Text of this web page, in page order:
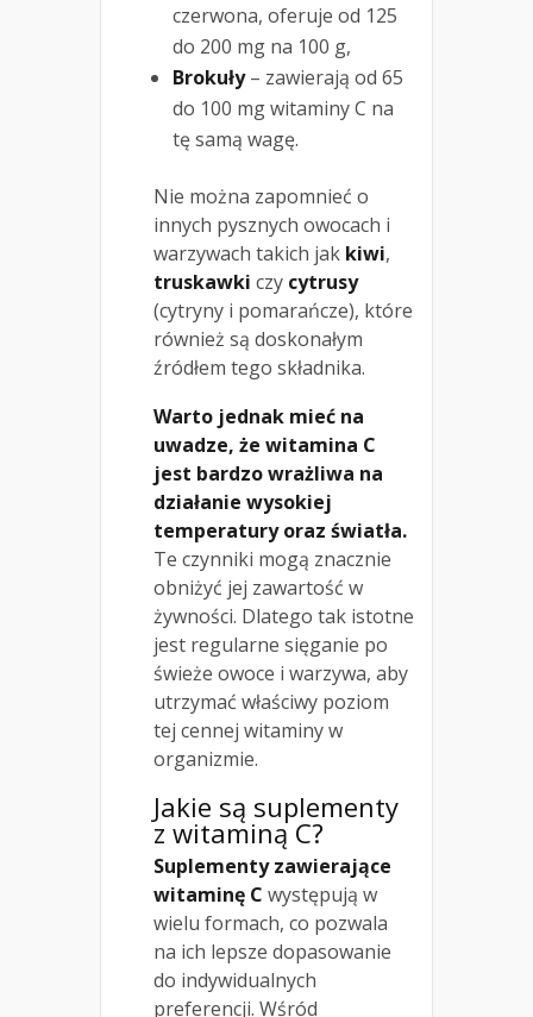
czerwona, oferuje od 125
do 200 mg na 100 g,
Brokuły– zawierają od 65
do 100 mg witaminy C na
tę samą wagę.
Nie można zapomnieć o
innych pysznych owocach i
warzywach takich jak kiwi,
truskawki czy cytrusy
(cytryny i pomarańcze), które
również są doskonałym
źródłem tego składnika.
Warto jednak mieć na
uwadze, że witamina C
jest bardzo wrażliwa na
działanie wysokiej
temperatury oraz światła.
Te czynniki mogą znacznie
obniżyć jej zawartość w
żywności. Dlatego tak istotne
jest regularne sięganie po
świeże owoce i warzywa, aby
utrzymać właściwy poziom
tej cennej witaminy w
organizmie.
Jakie są suplementy
z witaminą C?
Suplementy zawierające
witaminę C występują w
wielu formach, co pozwala
na ich lepsze dopasowanie
do indywidualnych
preferencji. Wśród